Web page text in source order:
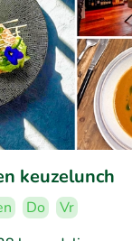
keuzelunch
Do
Vr